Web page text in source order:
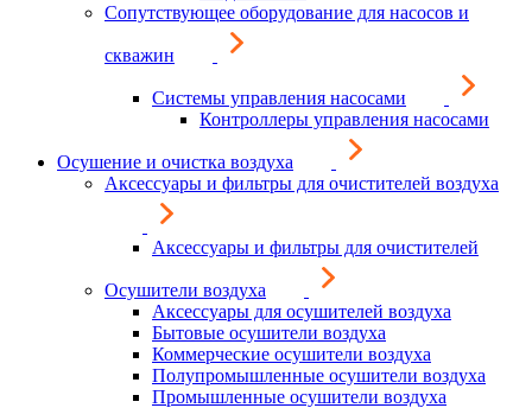
Сопутствующее оборудование для насосов и
скважин
Системы управления насосами
Контроллеры управления насосами
Осушение и очистка воздуха
Аксессуары и фильтры для очистителей воздуха
Аксессуары и фильтры для очистителей
Осушители воздуха
Аксессуары для осушителей воздуха
Бытовые осушители воздуха
Коммерческие осушители воздуха
Полупромышленные осушители воздуха
Промышленные осушители воздуха